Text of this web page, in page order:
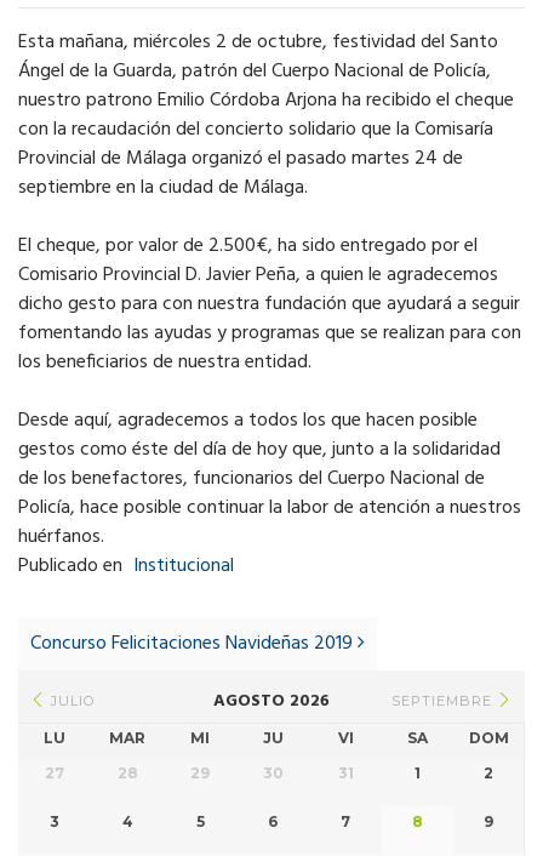
Esta mañana, miércoles 2 de octubre, festividad del Santo
Ángel de la Guarda, patrón del Cuerpo Nacional de Policía,
nuestro patrono Emilio Córdoba Arjona ha recibido el cheque
con la recaudación del concierto solidario que la Comisaría
Provincial de Málaga organizó el pasado martes 24 de
septiembre en la ciudad de Málaga.
El cheque, por valor de 2.500€, ha sido entregado por el
Comisario Provincial D. Javier Peña, a quien le agradecemos
dicho gesto para con nuestra fundación que ayudará a seguir
fomentando las ayudas y programas que se realizan para con
los beneficiarios de nuestra entidad.
Desde aquí, agradecemos a todos los que hacen posible
gestos como éste del día de hoy que, junto a la solidaridad
de los benefactores, funcionarios del Cuerpo Nacional de
Policía, hace posible continuar la labor de atención a nuestros
huérfanos.
Publicado en Institucional
navigation
Concurso Felicitaciones Navideñas 2019
JULIO AGOSTO 2026 SEPTIEMBRE
LU MAR MI JU VI SA
DOM
27
28 29 30 31 1 2
3 4 5 6 7 8 9